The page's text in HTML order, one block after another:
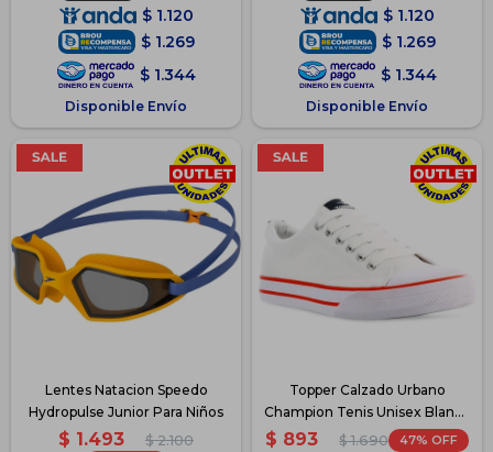
$ 1.120
$ 1.269
$ 1.344
Disponible Envío
$ 1.120
$ 1.269
$ 1.344
Disponible Envío
Lentes Natacion Speedo
Hydropulse Junior Para Niños
$ 1.493 $ 2.100
Topper Calzado Urbano
Champion Tenis Unisex Blanco
- Blanco
$ 893 $ 1.690 47